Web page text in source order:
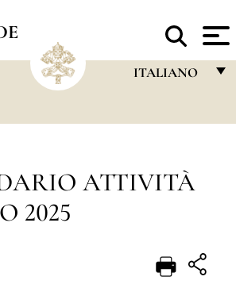
ITALIANO
DEUTSCH
ATTIVITÀ
2025